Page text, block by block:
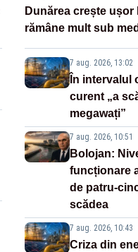
Dunărea crește ușor
rămâne mult sub
7 aug. 2026, 13:02
În intervalul
curent „a
megawați”
7 aug. 2026, 10:51
Bolojan:
funcționare
de patru-
scădea
7 aug. 2026, 10:43
Criza din